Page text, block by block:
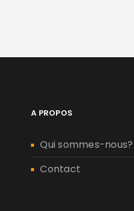
A PROPOS
Qui sommes-nous?
Contact